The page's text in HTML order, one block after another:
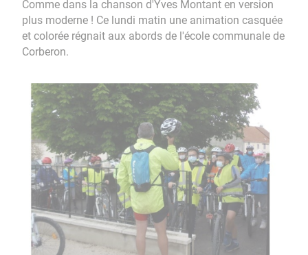
Comme dans la chanson d'Yves Montant en version
plus moderne ! Ce lundi matin une animation casquée
et colorée régnait aux abords de l'école communale de
Corberon.